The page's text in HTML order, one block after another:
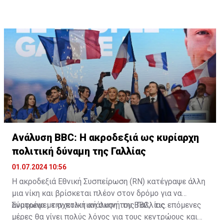
Ανάλυση ΒΒC: Η ακροδεξιά ως κυρίαρχη
πολιτική δύναμη της Γαλλίας
01.07.2024 10:56
Η ακροδεξιά Εθνική Συσπείρωση (RN) κατέγραψε άλλη
μια νίκη και βρίσκεται πλέον στον δρόμο για να
ανατρέψει την πολιτική σκηνή της Γαλλίας.
Σύμφωνα με σχετική ανάλυση του BBC, τις επόμενες
μέρες θα γίνει πολύς λόγος για τους κεντρώους και